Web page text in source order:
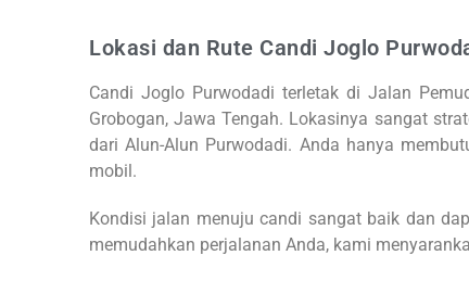
Lokasi dan Rute Candi Joglo
Candi Joglo Purwodadi terletak di Jalan
Grobogan, Jawa Tengah. Lokasinya sangat
dari Alun-Alun Purwodadi. Anda hanya
mobil.
Kondisi jalan menuju candi sangat baik dan
memudahkan perjalanan Anda, kami